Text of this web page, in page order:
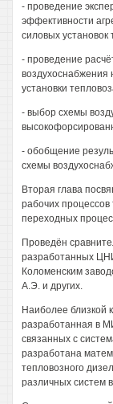
- проведение
эффективности
силовых установок
- проведение
воздухоснабжения
установки
- выбор схемы
- обобщение
схемы
Вторая глава
рабочих процессов
переходных
Проведён
разработанных
Коломенским
А.Э. и других.
Наиболее близкой
разработанная в
связанных с
разработана
тепловозного
различных систем